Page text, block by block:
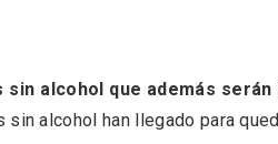
sin alcohol que además
alcohol han llegado para